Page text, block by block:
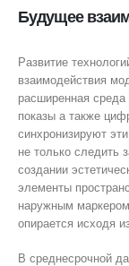
Будущее
Развитие
взаимодействия
расширенная
показы а также
синхронизируют
не только следить
создании
элементы
наружным
опирается исходя
В среднесрочной